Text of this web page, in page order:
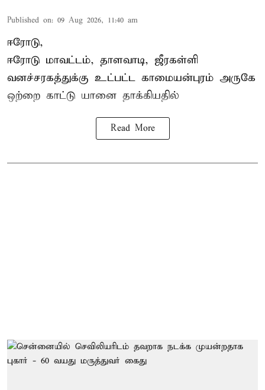
Published on: 09 Aug 2026, 11:40 am
ஈரோடு,
ஈரோடு மாவட்டம், தாளவாடி, ஜீரகள்ளி
வனச்சரகத்துக்கு உட்பட்ட காமையன்புரம் அருகே
ஒற்றை காட்டு யானை தாக்கியதில்
Read More